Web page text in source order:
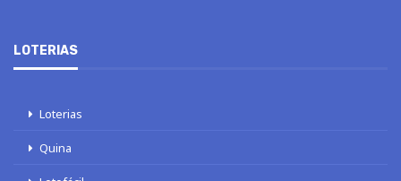
LOTERIAS
Loterias
Quina